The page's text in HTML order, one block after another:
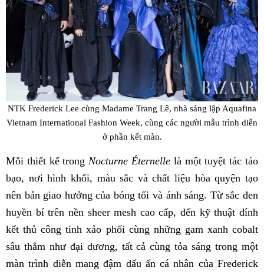
NTK Frederick Lee cùng Madame Trang Lê, nhà sáng lập Aquafina
Vietnam International Fashion Week, cùng các người mẫu trình diễn
ở phần kết màn.
Mỗi thiết kế trongNocturne Éternelle là một tuyệt tác táo
bạo, nơi hình khối, màu sắc và chất liệu hòa quyện tạo
nên bản giao hưởng của bóng tối và ánh sáng. Từ sắc đen
huyền bí trên nền sheer mesh cao cấp, đến kỹ thuật đính
kết thủ công tinh xảo phối cùng những gam xanh cobalt
sâu thẳm như đại dương, tất cả cùng tỏa sáng trong một
màn trình diễn mang đậm dấu ấn cá nhân của Frederick